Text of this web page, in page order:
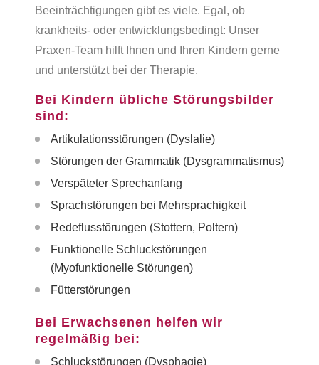
Beeinträchtigungen gibt es viele. Egal, ob
krankheits- oder entwicklungsbedingt: Unser
Praxen-Team hilft Ihnen und Ihren Kindern gerne
und unterstützt bei der Therapie.
Bei Kindern übliche Störungsbilder
sind:
Artikulationsstörungen (Dyslalie)
Störungen der Grammatik (Dysgrammatismus)
Verspäteter Sprechanfang
Sprachstörungen bei Mehrsprachigkeit
Redeflusstörungen (Stottern, Poltern)
Funktionelle Schluckstörungen
(Myofunktionelle Störungen)
Fütterstörungen
Bei Erwachsenen helfen wir
regelmäßig bei:
Schluckstörungen (Dysphagie)